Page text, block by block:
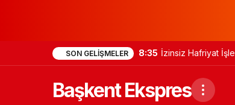
SON GELIŞMELER 8:35 İzinsiz Hafriyat
Başkent Ekspres